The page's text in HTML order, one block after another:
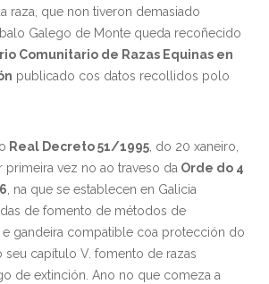
raza, que non tiveron demasiado
Galego de Monte queda recoñecido
Comunitario de Razas Equinas en
publicado cos datos recollidos polo
Real Decreto 51/1995 , do 20 xaneiro,
primeira vez no ao traveso da Orde do 4
, na que se establecen en Galicia
de fomento de métodos de
gandeira compatible coa protección do
seu capítulo V. fomento de razas
de extinción. Ano no que comeza a